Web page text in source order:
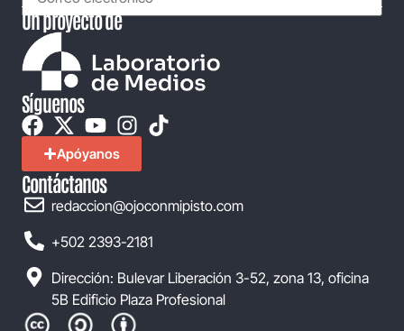
Un proyecto de
Síguenos
Apóyanos
Contáctanos
redaccion@ojoconmipisto.com
+502 2393-2181
Dirección: Bulevar Liberación 3-52, zona 13, oficina
5B Edificio Plaza Profesional